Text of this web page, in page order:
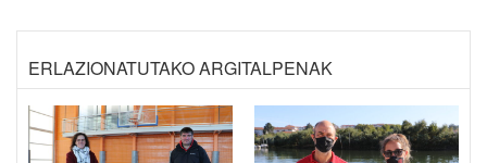
ERLAZIONATUTAKO ARGITALPENAK